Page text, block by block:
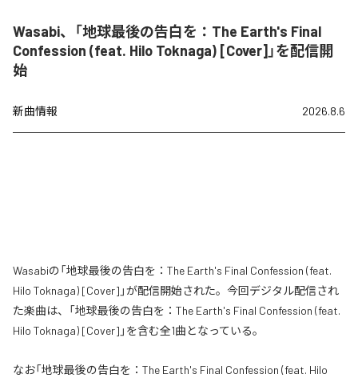
Wasabi、「地球最後の告白を：The Earth's Final
Confession (feat. Hilo Toknaga) [Cover]」を配信開
始
新曲情報 2026.8.6
Wasabiの「地球最後の告白を：The Earth's Final Confession (feat.
Hilo Toknaga) [Cover]」が配信開始された。今回デジタル配信され
た楽曲は、「地球最後の告白を：The Earth's Final Confession (feat.
Hilo Toknaga) [Cover]」を含む全1曲となっている。
なお「地球最後の告白を：The Earth's Final Confession (feat. Hilo